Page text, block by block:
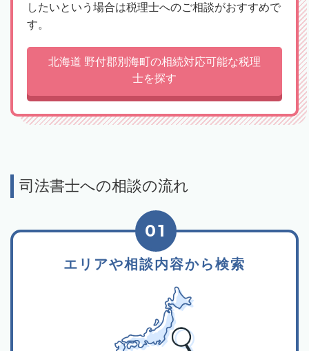
したいという場合は税理士へのご相談がおすすめで
す。
北海道 野付郡別海町の相続対応可能な税理
士を探す
司法書士への相談の流れ
エリアや相談内容から検索
01